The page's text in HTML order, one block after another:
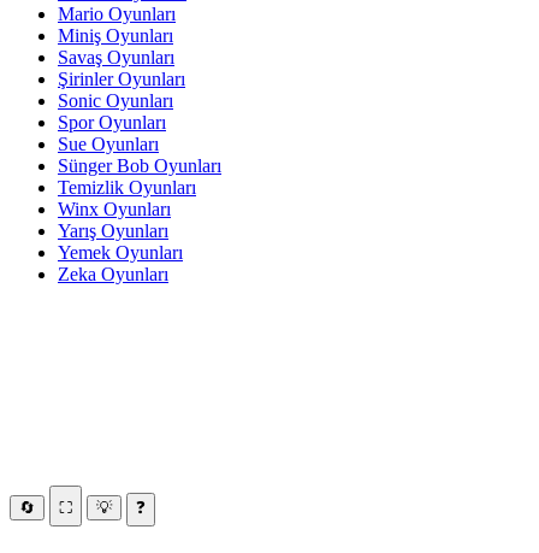
Mario Oyunları
Miniş Oyunları
Savaş Oyunları
Şirinler Oyunları
Sonic Oyunları
Spor Oyunları
Sue Oyunları
Sünger Bob Oyunları
Temizlik Oyunları
Winx Oyunları
Yarış Oyunları
Yemek Oyunları
Zeka Oyunları
🔄 ⛶ 💡 ❓